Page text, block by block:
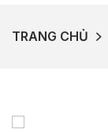
TRANG CHỦ